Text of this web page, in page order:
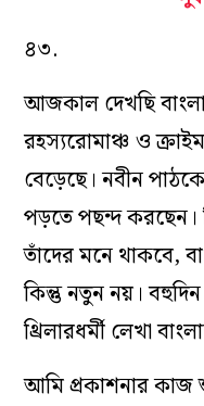
৪৩.
আজকাল দেখছি বাংলা
রহস্যরোমাঞ্চ ও
বেড়েছে। নবীন
পড়তে পছন্দ করছেন।
তাঁদের মনে থাকবে,
কিন্তু নতুন নয়।
থ্রিলারধর্মী লেখা
আমি প্রকাশনার